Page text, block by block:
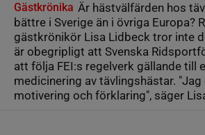
Gästkrönika Är hästvälfärden hos
bättre i Sverige än i övriga Europa?
gästkrönikör Lisa Lidbeck tror inte
är obegripligt att Svenska
att följa FEI:s regelverk gällande till
medicinering av tävlingshästar.
motivering och förklaring", säger